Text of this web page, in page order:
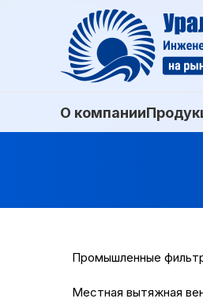
О компании
Промышленные
Местная вытяжная